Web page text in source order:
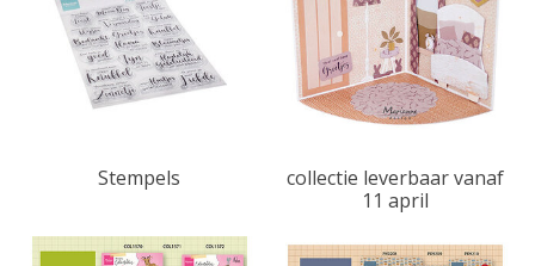
Stempels
collectie leverbaar vanaf
11 april